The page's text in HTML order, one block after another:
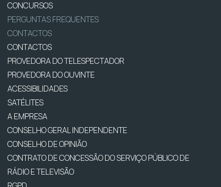
CONCURSOS
PERGUNTAS FREQUENTES
CONTACTOS
CONTACTOS
PROVEDORA DO TELESPECTADOR
PROVEDORA DO OUVINTE
ACESSIBILIDADES
SATÉLITES
A EMPRESA
CONSELHO GERAL INDEPENDENTE
CONSELHO DE OPINIÃO
CONTRATO DE CONCESSÃO DO SERVIÇO PÚBLICO DE
RÁDIO E TELEVISÃO